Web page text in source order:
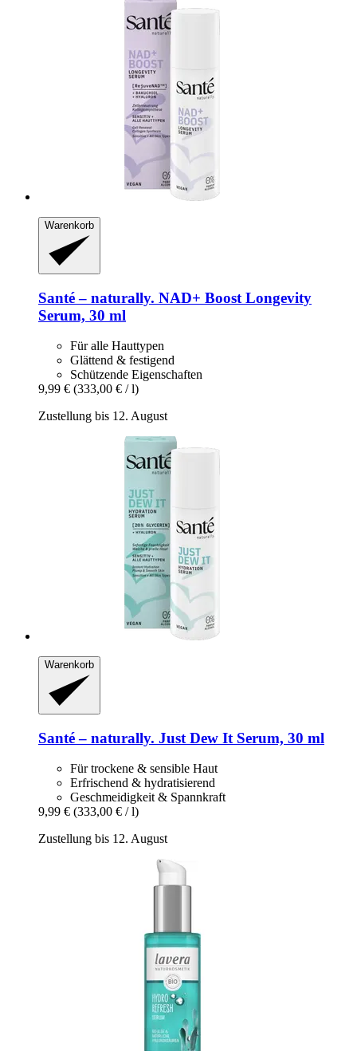
Warenkorb
Santé – naturally. NAD+ Boost Longevity
Serum, 30 ml
Für alle Hauttypen
Glättend & festigend
Schützende Eigenschaften
9,99 € (333,00 € / l)
Zustellung bis 12. August
Warenkorb
Santé – naturally. Just Dew It Serum, 30 ml
Für trockene & sensible Haut
Erfrischend & hydratisierend
Geschmeidigkeit & Spannkraft
9,99 € (333,00 € / l)
Zustellung bis 12. August